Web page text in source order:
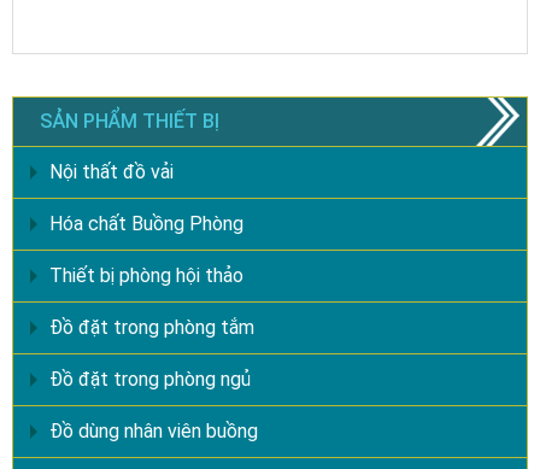
SẢN PHẨM THIẾT BỊ
Nội thất đồ vải
Hóa chất Buồng Phòng
Thiết bị phòng hội thảo
Đồ đặt trong phòng tắm
Đồ đặt trong phòng ngủ
Đồ dùng nhân viên buồng